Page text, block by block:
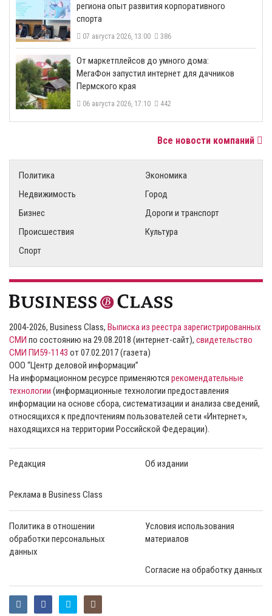
региона опыт развития корпоративного
спорта
07 августа 2026, 13:00 386
От маркетплейсов до умного дома:
МегаФон запустил интернет для дачников
Пермского края
06 августа 2026, 17:10 442
Все новости компаний
Политика
Экономика
Недвижимость
Город
Бизнес
Дороги и транспорт
Происшествия
Культура
Спорт
2004-2026, Business Class, Выписка из реестра зарегистрированных
СМИ по состоянию на 29.08.2018 (интернет-сайт), свидетельство
СМИ ПИ59-1143 от 07.02.2017 (газета)
ООО “Центр деловой информации”
На информационном ресурсе применяются рекомендательные
технологии (информационные технологии предоставления
информации на основе сбора, систематизации и анализа сведений,
относящихся к предпочтениям пользователей сети «Интернет»,
находящихся на территории Российской Федерации).
Редакция Об издании
Реклама в Business Class
Политика в отношении
обработки персональных
данных
Условия использования
материалов
Согласие на обработку данных